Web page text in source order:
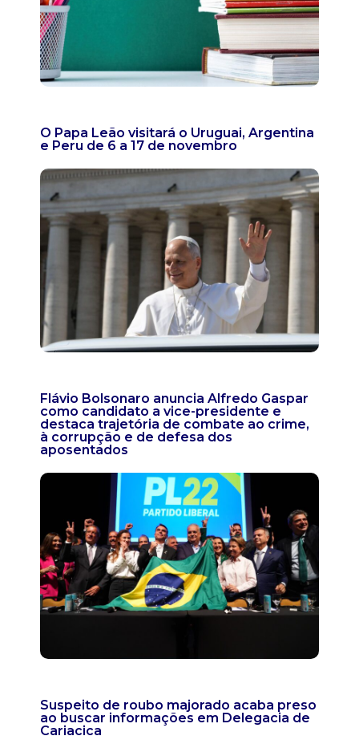
O Papa Leão visitará o Uruguai, Argentina
e Peru de 6 a 17 de novembro
Flávio Bolsonaro anuncia Alfredo Gaspar
como candidato a vice-presidente e
destaca trajetória de combate ao crime,
à corrupção e de defesa dos
aposentados
Suspeito de roubo majorado acaba preso
ao buscar informações em Delegacia de
Cariacica